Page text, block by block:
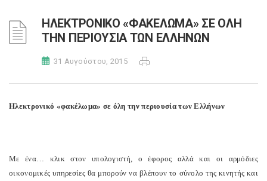
ΗΛΕΚΤΡΟΝΙΚΟ «ΦΑΚΕΛΩΜΑ» ΣΕ ΟΛΗ
ΤΗΝ ΠΕΡΙΟΥΣΙΑ ΤΩΝ ΕΛΛΗΝΩΝ
31 Αυγούστου, 2015
Ηλεκτρονικό «φακέλωμα» σε όλη την περιουσία των Ελλήνων
Με ένα… κλικ στον υπολογιστή, ο έφορος αλλά και οι αρμόδιες
οικονομικές υπηρεσίες θα μπορούν να βλέπουν το σύνολο της κινητής και